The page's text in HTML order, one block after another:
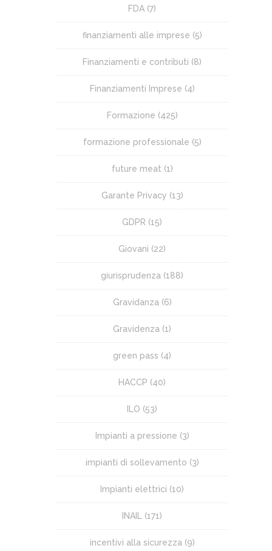
FDA (7)
finanziamenti alle imprese (5)
Finanziamenti e contributi (8)
Finanziamenti Imprese (4)
Formazione (425)
formazione professionale (5)
future meat (1)
Garante Privacy (13)
GDPR (15)
Giovani (22)
giurisprudenza (188)
Gravidanza (6)
Gravidenza (1)
green pass (4)
HACCP (40)
ILO (53)
Impianti a pressione (3)
impianti di sollevamento (3)
Impianti elettrici (10)
INAIL (171)
incentivi alla sicurezza (9)